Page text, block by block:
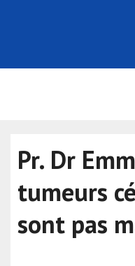
Pr. Dr
tumeurs
sont pas